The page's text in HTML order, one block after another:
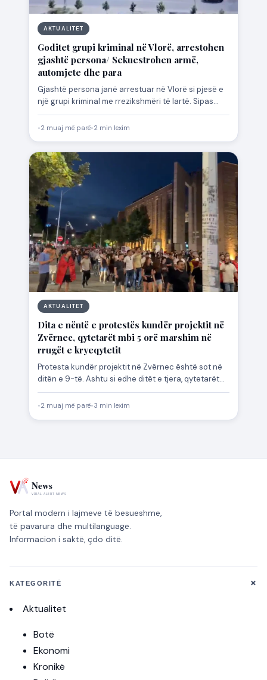
AKTUALITET
Goditet grupi kriminal në Vlorë, arrestohen
gjashtë persona/ Sekuestrohen armë,
automjete dhe para
Gjashtë persona janë arrestuar në Vlorë si pjesë e
një grupi kriminal me rrezikshmëri të lartë. Sipas
njoftimit…
•2 muaj më parë•2 min lexim
AKTUALITET
Dita e nëntë e protestës kundër projektit në
Zvërnec, qytetarët mbi 5 orë marshim në
rrugët e kryeqytetit
Protesta kundër projektit në Zvërnec është sot në
ditën e 9-të. Ashtu si edhe ditët e tjera, qytetarët…
•2 muaj më parë•3 min lexim
Portal modern i lajmeve të besueshme,
të pavarura dhe multilanguage.
Informacion i saktë, çdo ditë.
KATEGORITË +
Aktualitet
Botë
Ekonomi
Kronikë